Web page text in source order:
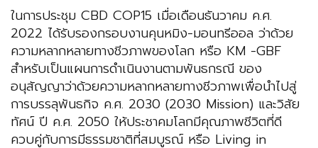
ในการประชุม CBD COP15 เมื่อเดือนธันวาคม ค.ศ.
2022 ได้รับรองกรอบงานคุนหมิง-มอนทรีออล ว่าด้วย
ความหลากหลายทางชีวภาพของโลก หรือ KM -GBF
สำหรับเป็นแผนการดำเนินงานตามพันธกรณี ของ
อนุสัญญาว่าด้วยความหลากหลายทางชีวภาพเพื่อนำไปสู่
การบรรลุพันธกิจ ค.ศ. 2030 (2030 Mission) และวิสัย
ทัศน์ ปี ค.ศ. 2050 ให้ประชาคมโลกมีคุณภาพชีวิตที่ดี
ควบคู่กับการมีธรรมชาติที่สมบูรณ์ หรือ Living in